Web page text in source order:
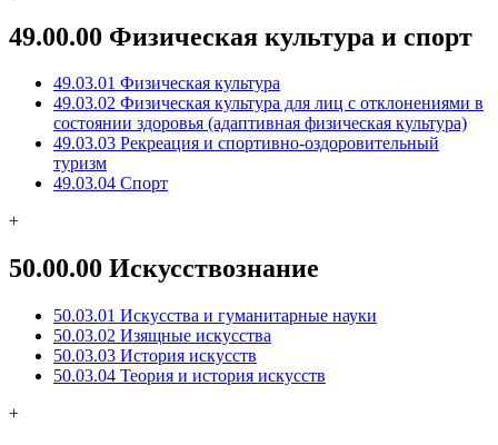
49.00.00 Физическая культура и спорт
49.03.01 Физическая культура
49.03.02 Физическая культура для лиц с отклонениями в
состоянии здоровья (адаптивная физическая культура)
49.03.03 Рекреация и спортивно-оздоровительный
туризм
49.03.04 Спорт
+
50.00.00 Искусствознание
50.03.01 Искусства и гуманитарные науки
50.03.02 Изящные искусства
50.03.03 История искусств
50.03.04 Теория и история искусств
+